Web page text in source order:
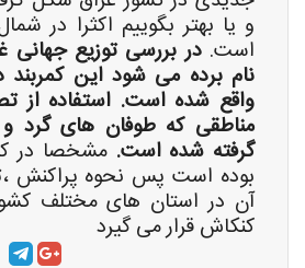
و یا بهتر بگوییم اکثرا در
است.در بررسی توزیع جهانی
نام برده می شود این کمربند
واقع شده است. استفاده از
مناطقی که طوفان های گرد و
گرفته شده است. مشخصا در
بوده است پس نحوه پراکنش
آن در استان های مختلف
کنکاش قرار می گیرد